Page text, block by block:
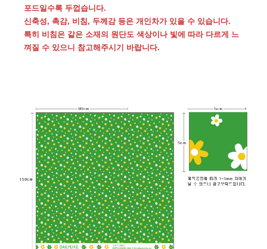
포드일수록 두껍습니다.
신축성, 촉감, 비침, 두께감 등은 개인차가 있을 수 있습니다.
특히 비침은 같은 소재의 원단도 색상이나 빛에 따라 다르게 느
껴질 수 있으니 참고해주시기 바랍니다.